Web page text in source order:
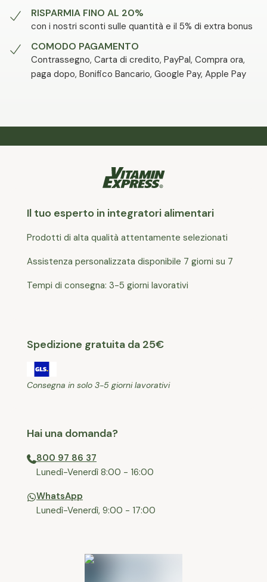
RISPARMIA FINO AL 20%
con i nostri sconti sulle quantità e il 5% di extra bonus
COMODO PAGAMENTO
Contrassegno, Carta di credito, PayPal, Compra ora,
paga dopo, Bonifico Bancario, Google Pay, Apple Pay
Il tuo esperto in integratori alimentari
Prodotti di alta qualità attentamente selezionati
Assistenza personalizzata disponibile 7 giorni su 7
Tempi di consegna: 3-5 giorni lavorativi
Spedizione gratuita da 25€
Consegna in solo 3-5 giorni lavorativi
Hai una domanda?
800 97 86 37
⁠Lunedì-Venerdì 8:00 - 16:00
WhatsApp
Lunedì-Venerdì, 9:00 - 17:00